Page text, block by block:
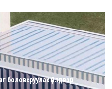
боловсруулах үйлдвэр